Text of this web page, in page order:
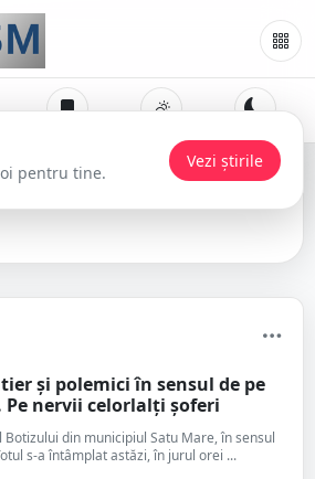
materiale
și polemici în sensul de pe
nervii celorlalți șoferi
din municipiul Satu Mare, în sensul
s-a întâmplat astăzi, în jurul orei ...